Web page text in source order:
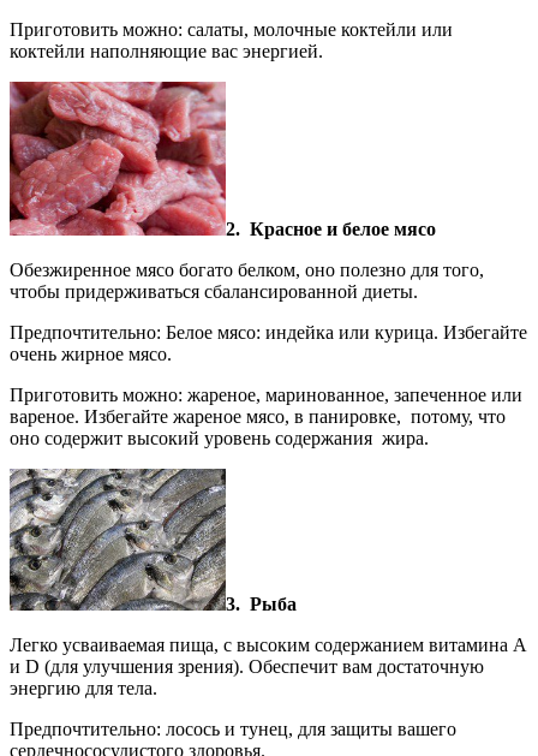
Приготовить можно: салаты, молочные коктейли или
коктейли наполняющие вас энергией.
2. Красное и белое мясо
Обезжиренное мясо богато белком, оно полезно для того,
чтобы придерживаться сбалансированной диеты.
Предпочтительно: Белое мясо: индейка или курица. Избегайте
очень жирное мясо.
Приготовить можно: жареное, маринованное, запеченное или
вареное. Избегайте жареное мясо, в панировке, потому, что
оно содержит высокий уровень содержания жира.
3. Рыба
Легко усваиваемая пища, с высоким содержанием витамина А
и D (для улучшения зрения). Обеспечит вам достаточную
энергию для тела.
Предпочтительно: лосось и тунец, для защиты вашего
сердечнососудистого здоровья.